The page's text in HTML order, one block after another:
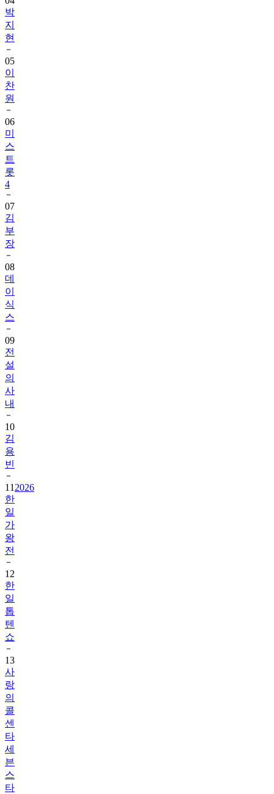
박
지
현
05
이
찬
원
06
미
스
트
롯
4
07
김
부
장
08
데
이
식
스
09
전
설
의
사
내
10
김
용
빈
11 2026
한
일
가
왕
전
12
한
일
톱
텐
쇼
13
사
랑
의
콜
센
타
세
븐
스
타